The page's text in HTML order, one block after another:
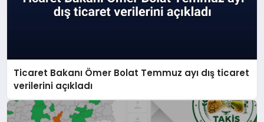
Ticaret Bakanı Ömer Bolat Temmuz ayı dış ticaret
verilerini açıkladı